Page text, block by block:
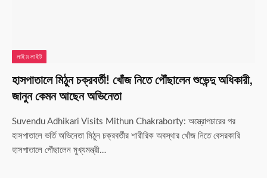
লাইম লাইট
হাসপাতালে মিঠুন চক্রবর্তী! খোঁজ নিতে পৌঁছালেন শুভেন্দু অধিকারী,
জানুন কেমন আছেন অভিনেতা
Suvendu Adhikari Visits Mithun Chakraborty: অস্ত্রোপচারের পর
হাসপাতালে ভর্তি অভিনেতা মিঠুন চক্রবর্তীর শারীরিক অবস্থার খোঁজ নিতে বেসরকারি
হাসপাতালে পৌঁছালেন মুখ্যমন্ত্রী…